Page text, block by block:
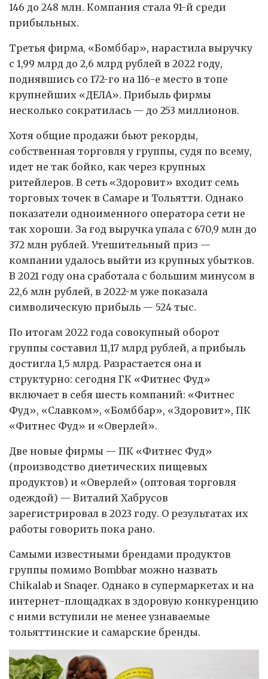
146 до 248 млн. Компания стала 91-й среди
прибыльных.
Третья фирма, «Бомббар», нарастила выручку
с 1,99 млрд до 2,6 млрд рублей в 2022 году,
поднявшись со 172-го на 116-е место в топе
крупнейших «ДЕЛА». Прибыль фирмы
несколько сократилась — до 253 миллионов.
Хотя общие продажи бьют рекорды,
собственная торговля у группы, судя по всему,
идет не так бойко, как через крупных
ритейлеров. В сеть «Здоровит» входит семь
торговых точек в Самаре и Тольятти. Однако
показатели одноименного оператора сети не
так хороши. За год выручка упала с 670,9 млн до
372 млн рублей. Утешительный приз —
компании удалось выйти из крупных убытков.
В 2021 году она сработала с большим минусом в
22,6 млн рублей, в 2022-м уже показала
символическую прибыль — 524 тыс.
По итогам 2022 года совокупный оборот
группы составил 11,17 млрд рублей, а прибыль
достигла 1,5 млрд. Разрастается она и
структурно: сегодня ГК «Фитнес Фуд»
включает в себя шесть компаний: «Фитнес
Фуд», «Славком», «Бомббар», «Здоровит», ПК
«Фитнес Фуд» и «Оверлей».
Две новые фирмы — ПК «Фитнес Фуд»
(производство диетических пищевых
продуктов) и «Оверлей» (оптовая торговля
одеждой) — Виталий Хабрусов
зарегистрировал в 2023 году. О результатах их
работы говорить пока рано.
Самыми известными брендами продуктов
группы помимо Bombbar можно назвать
Chikalab и Snaqer. Однако в супермаркетах и на
интернет-площадках в здоровую конкуренцию
с ними вступили не менее узнаваемые
тольяттинские и самарские бренды.